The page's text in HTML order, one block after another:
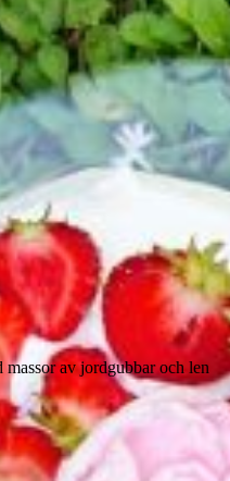
av jordgubbar och len